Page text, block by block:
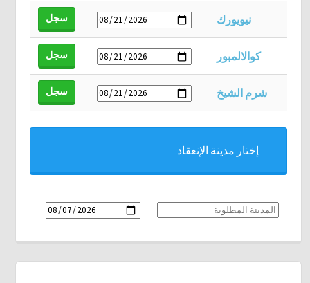
نيويورك سجل
كوالالمبور سجل
شرم الشيخ سجل
إختار مدينة الإنعقاد